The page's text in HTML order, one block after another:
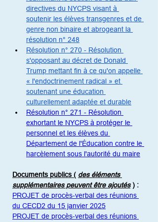
directives du NYCPS visant à
soutenir les élèves transgenres et de
genre non binaire et abrogeant la
résolution n° 248
Résolution n° 270 - Résolution
s'opposant au décret de Donald
Trump mettant fin à ce qu'on appelle
« l'endoctrinement radical » et
soutenant une éducation
culturellement adaptée et durable
Résolution n° 271 - Résolution
exhortant le NYCPS à protéger le
personnel et les élèves du
Département de l'Éducation contre le
harcèlement sous l'autorité du maire
Documents publics ( des éléments
supplémentaires peuvent être ajoutés ) :
PROJET de procès-verbal des réunions
du CECD2 du 15 janvier 2025
PROJET de procès-verbal des réunions